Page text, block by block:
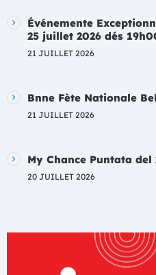
Événemente
25 juillet 2026 dés
21 JUILLET 2026
Bnne Fète Nationale
21 JUILLET 2026
My Chance Puntata del
20 JUILLET 2026